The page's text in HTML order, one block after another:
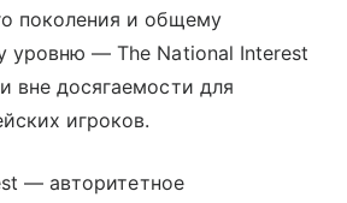
поколения и общему
уровню — The National Interest
вне досягаемости для
игроков.
— авторитетное